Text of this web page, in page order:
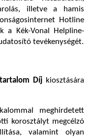
illetve a hamis
Hotline
a Kék-Vonal Helpline-
tevékenységét.
Díj kiosztására
meghirdetett
korosztályt megcélzó
valamint olyan